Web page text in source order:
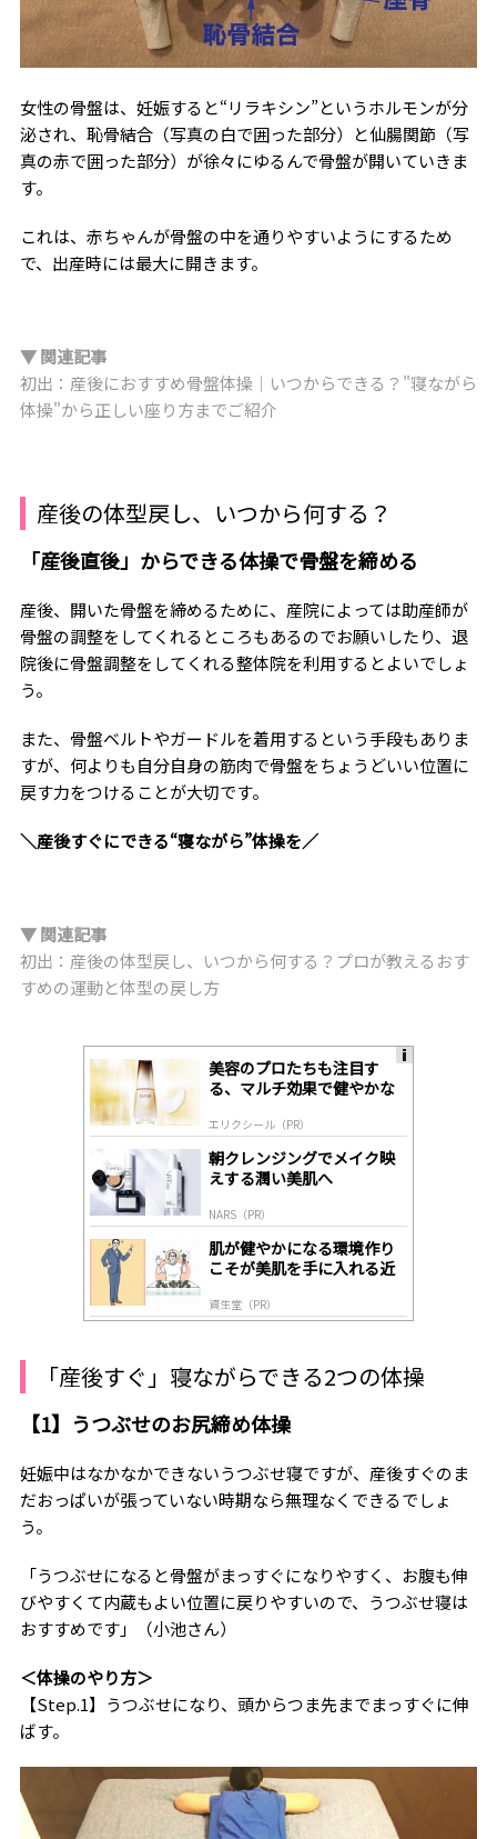
女性の骨盤は、妊娠すると“リラキシン”というホルモンが分
泌され、恥骨結合（写真の白で囲った部分）と仙腸関節（写
真の赤で囲った部分）が徐々にゆるんで骨盤が開いていきま
す。
これは、赤ちゃんが骨盤の中を通りやすいようにするため
で、出産時には最大に開きます。
▼ 関連記事
初出：産後におすすめ骨盤体操｜いつからできる？"寝ながら
体操"から正しい座り方までご紹介
産後の体型戻し、いつから何する？
「産後直後」からできる体操で骨盤を締める
産後、開いた骨盤を締めるために、産院によっては助産師が
骨盤の調整をしてくれるところもあるのでお願いしたり、退
院後に骨盤調整をしてくれる整体院を利用するとよいでしょ
う。
また、骨盤ベルトやガードルを着用するという手段もありま
すが、何よりも自分自身の筋肉で骨盤をちょうどいい位置に
戻す力をつけることが大切です。
＼産後すぐにできる“寝ながら”体操を／
▼ 関連記事
初出：産後の体型戻し、いつから何する？プロが教えるおす
すめの運動と体型の戻し方
美容のプロたちも注目す
る、マルチ効果で健やかな
エリクシール（PR）
朝クレンジングでメイク映
えする潤い美肌へ
NARS（PR）
肌が健やかになる環境作り
こそが美肌を手に入れる近
資生堂（PR）
「産後すぐ」寝ながらできる2つの体操
【1】うつぶせのお尻締め体操
妊娠中はなかなかできないうつぶせ寝ですが、産後すぐのま
だおっぱいが張っていない時期なら無理なくできるでしょ
う。
「うつぶせになると骨盤がまっすぐになりやすく、お腹も伸
びやすくて内蔵もよい位置に戻りやすいので、うつぶせ寝は
おすすめです」（小池さん）
＜体操のやり方＞
【Step.1】うつぶせになり、頭からつま先までまっすぐに伸
ばす。